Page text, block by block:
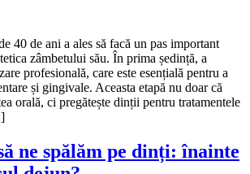
40 de ani a ales să facă un pas important
zâmbetului său. În prima ședință, a
profesională, care este esențială pentru a
și gingivale. Aceasta etapă nu doar că
orală, ci pregătește dinții pentru tratamentele
ne spălăm pe dinți: înainte